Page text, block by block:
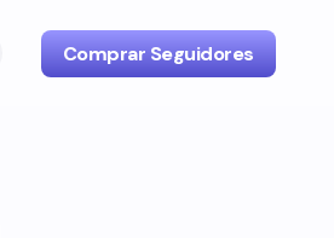
Comprar Seguidores